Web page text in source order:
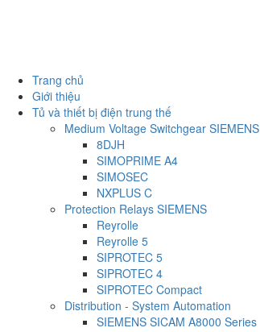
Trang chủ
Giới thiệu
Tủ và thiết bị điện trung thế
Medium Voltage Switchgear SIEMENS
8DJH
SIMOPRIME A4
SIMOSEC
NXPLUS C
Protection Relays SIEMENS
Reyrolle
Reyrolle 5
SIPROTEC 5
SIPROTEC 4
SIPROTEC Compact
Distribution - System Automation
SIEMENS SICAM A8000 Series